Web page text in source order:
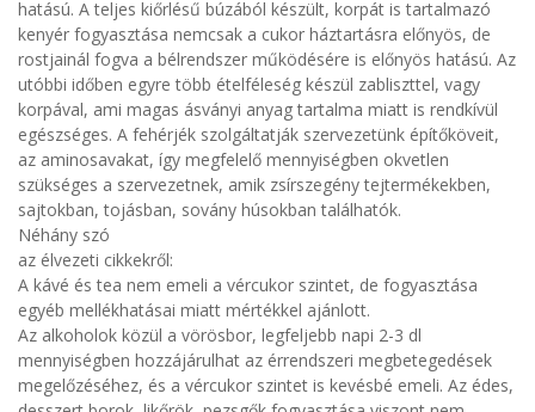
hatású. A teljes kiőrlésű búzából készült, korpát is tartalmazó
kenyér fogyasztása nemcsak a cukor háztartásra előnyös, de
rostjainál fogva a bélrendszer működésére is előnyös hatású. Az
utóbbi időben egyre több ételféleség készül zabliszttel, vagy
korpával, ami magas ásványi anyag tartalma miatt is rendkívül
egészséges. A fehérjék szolgáltatják szervezetünk építőköveit,
az aminosavakat, így megfelelő mennyiségben okvetlen
szükséges a szervezetnek, amik zsírszegény tejtermékekben,
sajtokban, tojásban, sovány húsokban találhatók.
Néhány szó
az élvezeti cikkekről:
A kávé és tea nem emeli a vércukor szintet, de fogyasztása
egyéb mellékhatásai miatt mértékkel ajánlott.
Az alkoholok közül a vörösbor, legfeljebb napi 2-3 dl
mennyiségben hozzájárulhat az érrendszeri megbetegedések
megelőzéséhez, és a vércukor szintet is kevésbé emeli. Az édes,